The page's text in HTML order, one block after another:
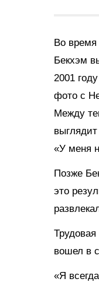
Во время
Бекхэм
2001
фото с
Между
«У меня
Позже
это
вошел в
«Я